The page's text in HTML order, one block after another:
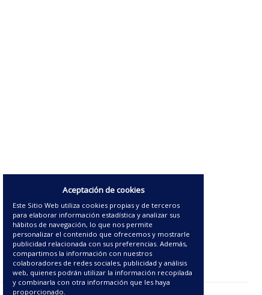
Aceptación de cookies
Este Sitio Web utiliza cookies propias y de terceros
para elaborar información estadística y analizar sus
hábitos de navegación, lo que nos permite
personalizar el contenido que ofrecemos y mostrarle
publicidad relacionada con sus preferencias. Además,
compartimos la información con nuestros
colaboradores de redes sociales, publicidad y análisis
web, quienes podrán utilizar la información recopilada
y combinarla con otra información que les haya
proporcionado.